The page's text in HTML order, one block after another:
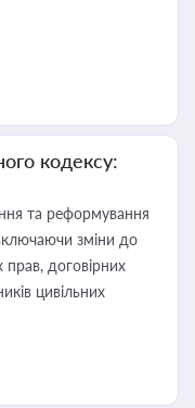
кодексу:
та реформування
зміни до
договірних
цивільних